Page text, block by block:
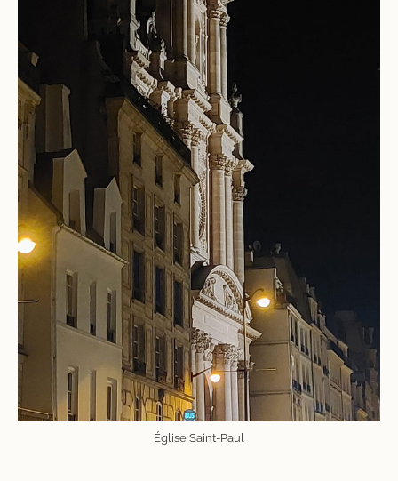
Église Saint-Paul